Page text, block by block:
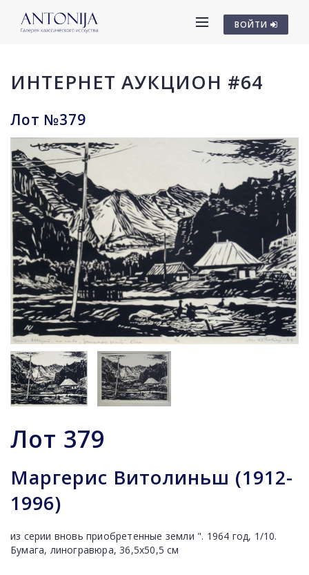
ВОЙТИ
ИНТЕРНЕТ АУКЦИОН #64
Лот №379
Лот 379
Маргерис Витолиньш (1912-
1996)
из серии вновь приобретенные земли ". 1964 год, 1/10.
Бумага, линогравюра, 36,5x50,5 см